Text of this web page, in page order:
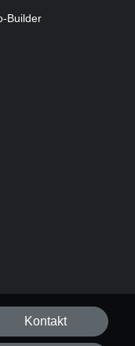
Builder
Kontakt